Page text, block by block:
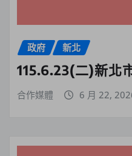
政府 新北
115.6.23(二)新北
合作媒體 6 月 22,